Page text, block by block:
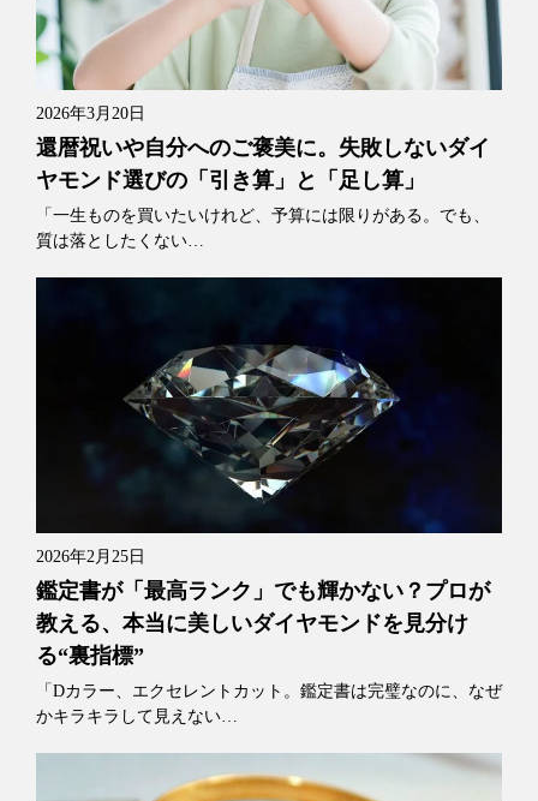
2026年3月20日
還暦祝いや自分へのご褒美に。失敗しないダイ
ヤモンド選びの「引き算」と「足し算」
「一生ものを買いたいけれど、予算には限りがある。でも、
質は落としたくない…
2026年2月25日
鑑定書が「最高ランク」でも輝かない？プロが
教える、本当に美しいダイヤモンドを見分け
る“裏指標”
「Dカラー、エクセレントカット。鑑定書は完璧なのに、なぜ
かキラキラして見えない…